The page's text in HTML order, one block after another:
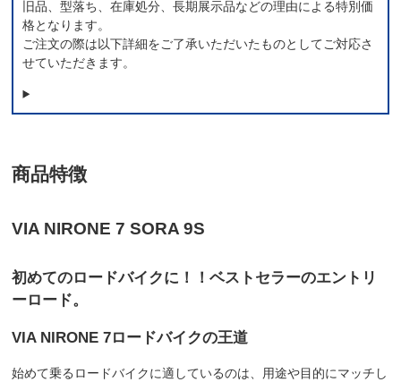
旧品、型落ち、在庫処分、長期展示品などの理由による特別価
格となります。
ご注文の際は以下詳細をご了承いただいたものとしてご対応さ
せていただきます。
商品特徴
VIA NIRONE 7 SORA 9S
初めてのロードバイクに！！ベストセラーのエントリ
ーロード。
VIA NIRONE 7ロードバイクの王道
始めて乗るロードバイクに適しているのは、用途や目的にマッチし